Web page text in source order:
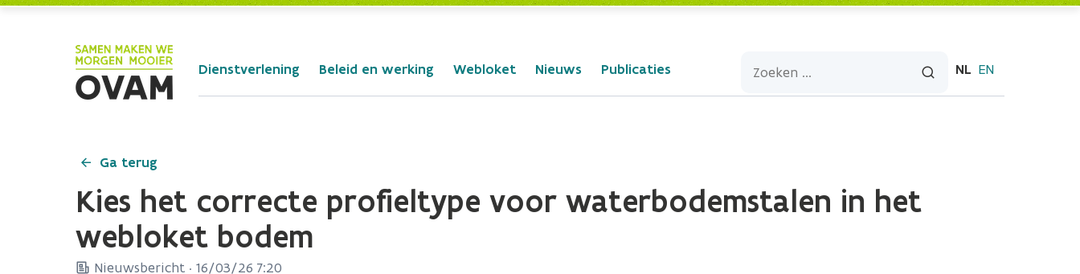
Dienstverlening Beleid en werking Webloket Nieuws Publicaties NL EN
Ga terug
Kies het correcte profieltype voor waterbodemstalen in het
webloket bodem
Nieuwsbericht · 16/03/26 7:20